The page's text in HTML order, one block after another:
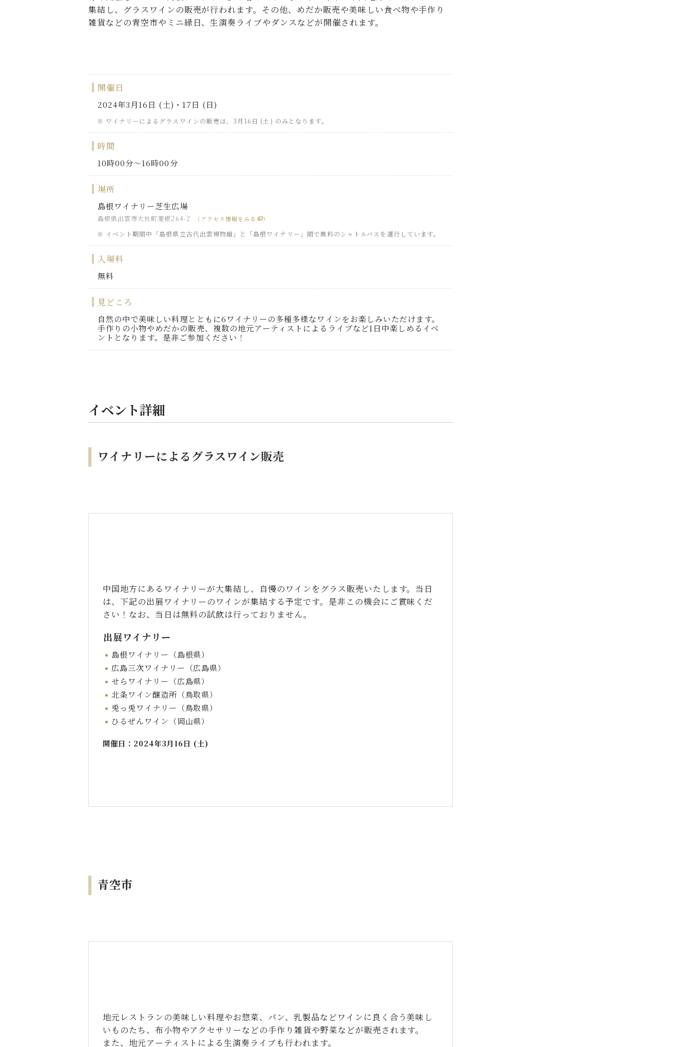
集結し、グラスワインの販売が行われます。その他、めだか販売や美味しい食べ物や手作り
雑貨などの青空市やミニ縁日、生演奏ライブやダンスなどが開催されます。
開催日
2024年3月16日 (土)・17日 (日)
ワイナリーによるグラスワインの販売は、3月16日 (土) のみとなります。
時間
10時00分～16時00分
場所
島根ワイナリー芝生広場
島根県出雲市大社町菱根264-2 （アクセス情報をみる ）
イベント期間中「島根県立古代出雲博物館」と「島根ワイナリー」間で無料のシャトルバスを運行しています。
入場料
無料
見どころ
自然の中で美味しい料理とともに6ワイナリーの多種多様なワインをお楽しみいただけます。
手作りの小物やめだかの販売、複数の地元アーティストによるライブなど1日中楽しめるイベ
ントとなります。是非ご参加ください！
イベント詳細
ワイナリーによるグラスワイン販売
中国地方にあるワイナリーが大集結し、自慢のワインをグラス販売いたします。当日
は、下記の出展ワイナリーのワインが集結する予定です。是非この機会にご賞味くだ
さい！なお、当日は無料の試飲は行っておりません。
出展ワイナリー
島根ワイナリー（島根県）
広島三次ワイナリー（広島県）
せらワイナリー（広島県）
北条ワイン醸造所（鳥取県）
兎っ兎ワイナリー（鳥取県）
ひるぜんワイン（岡山県）
開催日：2024年3月16日 (土)
青空市
地元レストランの美味しい料理やお惣菜、パン、乳製品などワインに良く合う美味し
いものたち、布小物やアクセサリーなどの手作り雑貨や野菜などが販売されます。
また、地元アーティストによる生演奏ライブも行われます。